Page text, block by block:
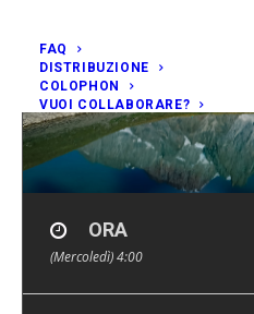
FAQ
DISTRIBUZIONE
COLOPHON
VUOI COLLABORARE?
ORA
(Mercoledì) 4:00